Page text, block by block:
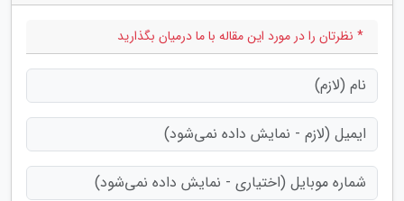
* نظرتان را در مورد این مقاله با ما درمیان بگذارید